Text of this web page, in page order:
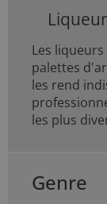
Les
palettes
les rend
les plus
Genre